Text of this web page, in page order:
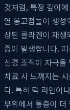
것처럼, 특정 깊이
열 응고점들이 생
상된 콜라겐이 재
증이 발생합니다.
신경 조직이 자극
치료 시 느껴지는
다. 특히 턱 라인이
부위에서 통증이